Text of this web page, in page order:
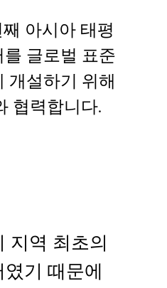
아시아 태평
글로벌 표준
개설하기 위해
협력합니다.
지역 최초의
기 때문에